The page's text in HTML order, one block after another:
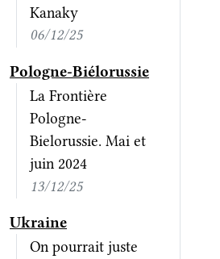
Kanaky
06/12/25
Pologne-Biélorussie
La Frontière
Pologne-
Bielorussie. Mai et
juin 2024
13/12/25
Ukraine
On pourrait juste